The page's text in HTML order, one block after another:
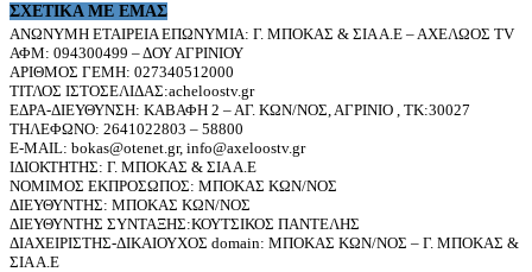
ΣΧΕΤΙΚΆ ΜΕ ΕΜΆΣ
ΑΝΩΝΥΜΗ ΕΤΑΙΡΕΙΑ ΕΠΩΝΥΜΙΑ: Γ. ΜΠΟΚΑΣ & ΣΙΑ Α.Ε – ΑΧΕΛΩΟΣ TV
ΑΦΜ: 094300499 – ΔΟΥ ΑΓΡΙΝΙΟΥ
ΑΡΙΘΜΟΣ ΓΕΜΗ: 027340512000
ΤΙΤΛΟΣ ΙΣΤΟΣΕΛΙΔΑΣ:acheloostv.gr
ΕΔΡΑ-ΔΙΕΥΘΥΝΣΗ: ΚΑΒΑΦΗ 2 – ΑΓ. ΚΩΝ/ΝΟΣ, ΑΓΡΙΝΙΟ , ΤΚ:30027
ΤΗΛΕΦΩΝΟ: 2641022803 – 58800
E-MAIL: bokas@otenet.gr, info@axeloostv.gr
ΙΔΙΟΚΤΗΤΗΣ: Γ. ΜΠΟΚΑΣ & ΣΙΑ Α.Ε
ΝΟΜΙΜΟΣ ΕΚΠΡΟΣΩΠΟΣ: ΜΠΟΚΑΣ ΚΩΝ/ΝΟΣ
ΔΙΕΥΘΥΝΤΗΣ: ΜΠΟΚΑΣ ΚΩΝ/ΝΟΣ
ΔΙΕΥΘΥΝΤΗΣ ΣΥΝΤΑΞΗΣ:ΚΟΥΤΣΙΚΟΣ ΠΑΝΤΕΛΗΣ
ΔΙΑΧΕΙΡΙΣΤΗΣ-ΔΙΚΑΙΟΥΧΟΣ domain: ΜΠΟΚΑΣ ΚΩΝ/ΝΟΣ – Γ. ΜΠΟΚΑΣ &
ΣΙΑ Α.Ε